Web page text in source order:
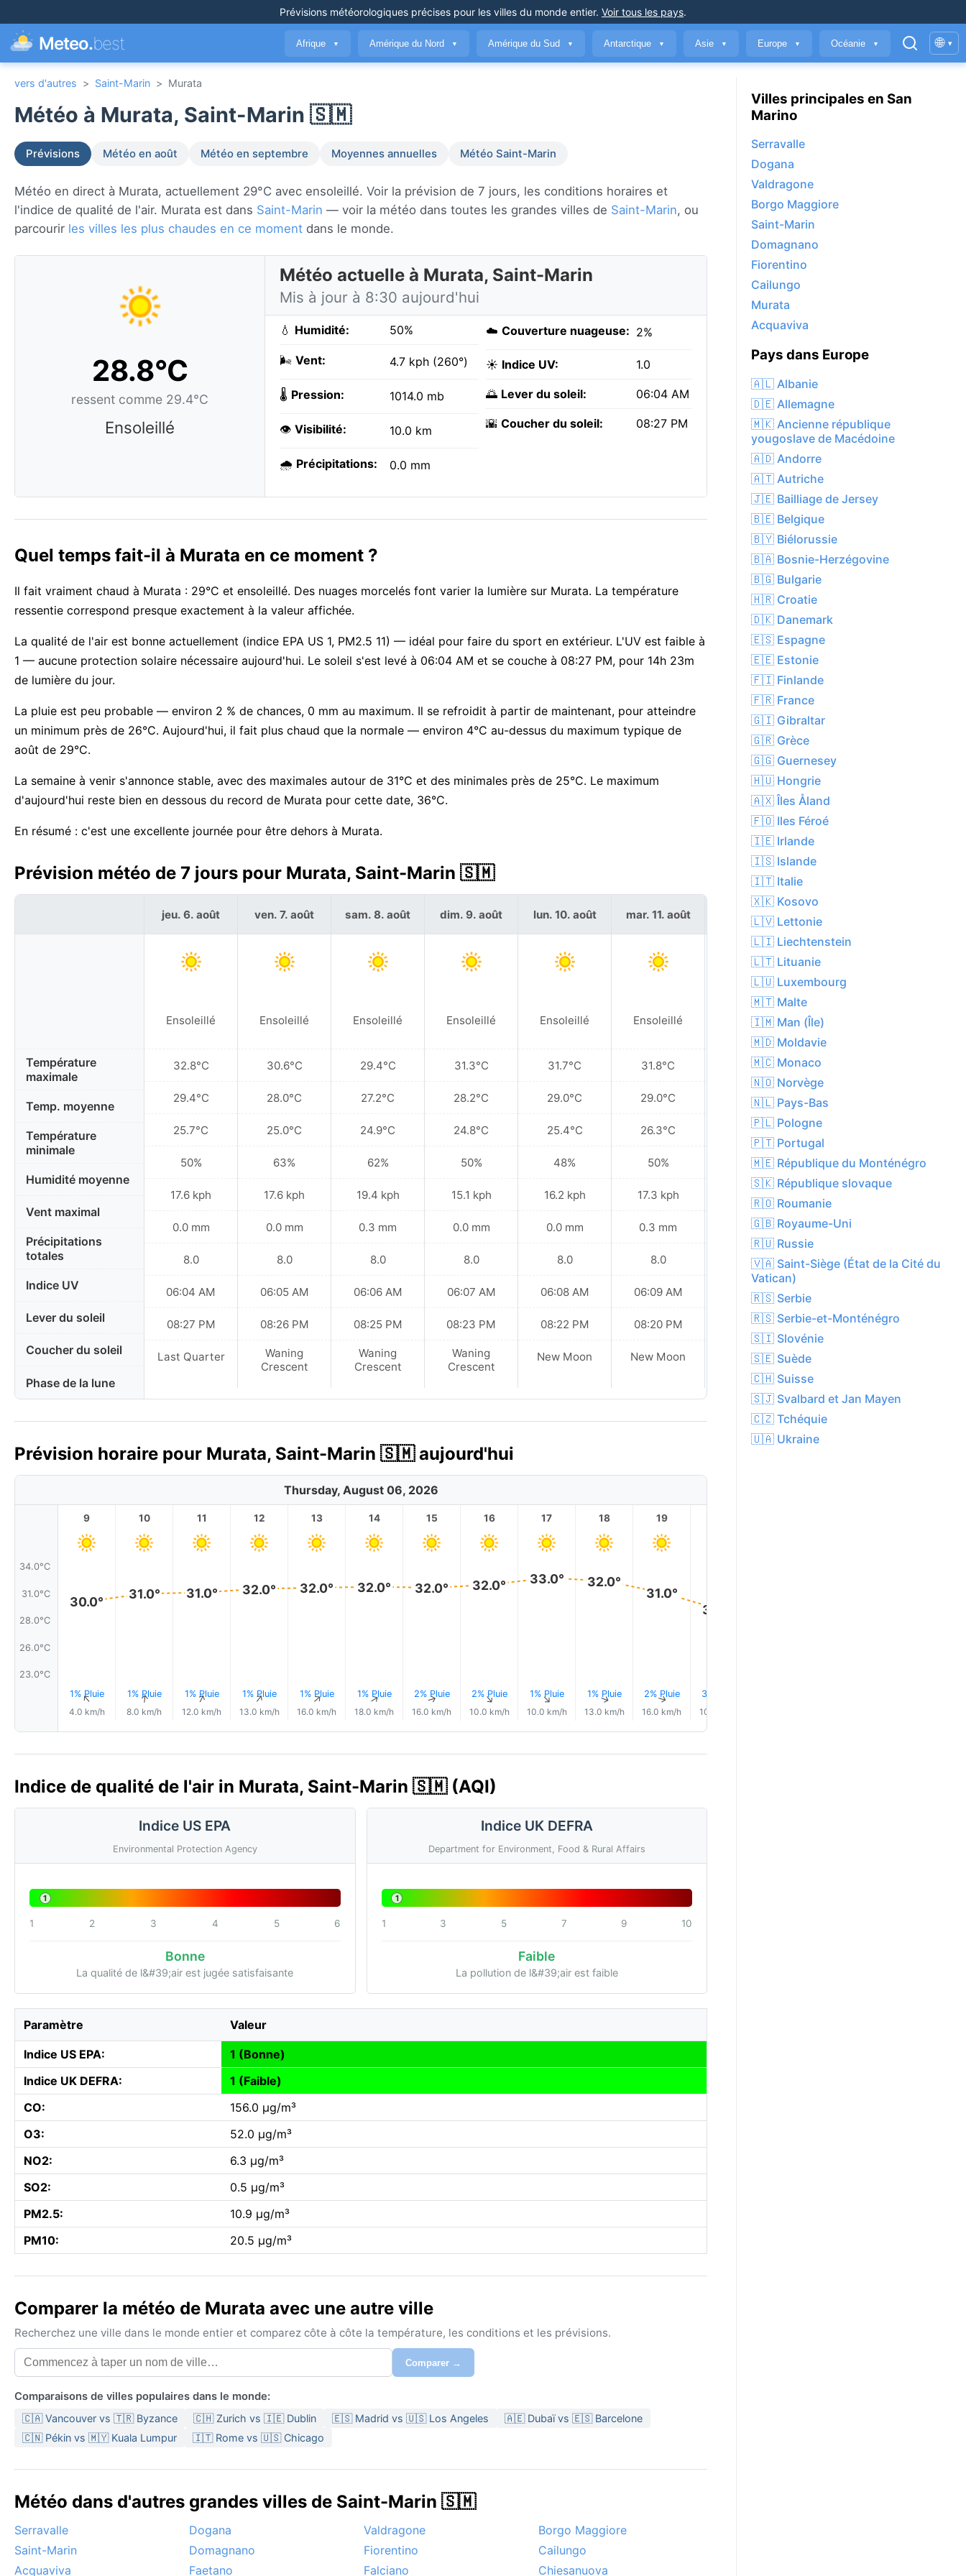
Prévisions météorologiques précises pour les villes du monde entier. Voir tous les pays.
Meteo.best Afrique ▼ Amérique du Nord ▼ Amérique du Sud ▼ Antarctique ▼ Asie ▼ Europe ▼ Océanie ▼ 🌐 ▾
vers d'autres > Saint-Marin > Murata
Météo à Murata, Saint-Marin 🇸🇲
Prévisions Météo en août Météo en septembre Moyennes annuelles Météo Saint-Marin
Météo en direct à Murata, actuellement 29°C avec ensoleillé. Voir la prévision de 7 jours, les conditions horaires et
l'indice de qualité de l'air. Murata est dans Saint-Marin — voir la météo dans toutes les grandes villes de Saint-Marin, ou
parcourir les villes les plus chaudes en ce moment dans le monde.
28.8°C
ressent comme 29.4°C
Ensoleillé
Météo actuelle à Murata, Saint-Marin
Mis à jour à 8:30 aujourd'hui
💧 Humidité: 50%
🌬️ Vent: 4.7 kph (260°)
🌡️ Pression: 1014.0 mb
👁️ Visibilité: 10.0 km
🌧️ Précipitations: 0.0 mm
☁️ Couverture nuageuse: 2%
☀️ Indice UV: 1.0
🌅 Lever du soleil: 06:04 AM
🌇 Coucher du soleil: 08:27 PM
Quel temps fait-il à Murata en ce moment ?
Il fait vraiment chaud à Murata : 29°C et ensoleillé. Des nuages morcelés font varier la lumière sur Murata. La température
ressentie correspond presque exactement à la valeur affichée.
La qualité de l'air est bonne actuellement (indice EPA US 1, PM2.5 11) — idéal pour faire du sport en extérieur. L'UV est faible à
1 — aucune protection solaire nécessaire aujourd'hui. Le soleil s'est levé à 06:04 AM et se couche à 08:27 PM, pour 14h 23m
de lumière du jour.
La pluie est peu probable — environ 2 % de chances, 0 mm au maximum. Il se refroidit à partir de maintenant, pour atteindre
un minimum près de 26°C. Aujourd'hui, il fait plus chaud que la normale — environ 4°C au-dessus du maximum typique de
août de 29°C.
La semaine à venir s'annonce stable, avec des maximales autour de 31°C et des minimales près de 25°C. Le maximum
d'aujourd'hui reste bien en dessous du record de Murata pour cette date, 36°C.
En résumé : c'est une excellente journée pour être dehors à Murata.
Prévision météo de 7 jours pour Murata, Saint-Marin 🇸🇲
Température
maximale
Temp. moyenne
Température
minimale
Humidité moyenne
Vent maximal
Précipitations
totales
Indice UV
Lever du soleil
Coucher du soleil
Phase de la lune
jeu. 6. août
Ensoleillé
32.8°C
29.4°C
25.7°C
50%
17.6 kph
0.0 mm
8.0
06:04 AM
08:27 PM
Last Quarter
ven. 7. août
Ensoleillé
30.6°C
28.0°C
25.0°C
63%
17.6 kph
0.0 mm
8.0
06:05 AM
08:26 PM
Waning
Crescent
sam. 8. août
Ensoleillé
29.4°C
27.2°C
24.9°C
62%
19.4 kph
0.3 mm
8.0
06:06 AM
08:25 PM
Waning
Crescent
dim. 9. août
Ensoleillé
31.3°C
28.2°C
24.8°C
50%
15.1 kph
0.0 mm
8.0
06:07 AM
08:23 PM
Waning
Crescent
lun. 10. août
Ensoleillé
31.7°C
29.0°C
25.4°C
48%
16.2 kph
0.0 mm
8.0
06:08 AM
08:22 PM
New Moon
mar. 11. août
Ensoleillé
31.8°C
29.0°C
26.3°C
50%
17.3 kph
0.3 mm
8.0
06:09 AM
08:20 PM
New Moon
mer. 12. août
Ensoleillé
30.7°C
28.4°C
25.1°C
51%
16.2 kph
0.0 mm
8.0
06:10 AM
08:19 PM
New Moon
Prévision horaire pour Murata, Saint-Marin 🇸🇲 aujourd'hui
Thursday, August 06, 2026
34.0°C
31.0°C
28.0°C
26.0°C
23.0°C
9
30.0°
1% Pluie
↑
4.0 km/h
10
31.0°
1% Pluie
↑
8.0 km/h
11
31.0°
1% Pluie
↑
12.0 km/h
12
32.0°
1% Pluie
↑
13.0 km/h
13
32.0°
1% Pluie
↑
16.0 km/h
14
32.0°
1% Pluie
↑
18.0 km/h
15
32.0°
2% Pluie
↑
16.0 km/h
16
32.0°
2% Pluie
↑
10.0 km/h
17
33.0°
1% Pluie
↑
10.0 km/h
18
32.0°
1% Pluie
↑
13.0 km/h
19
31.0°
2% Pluie
↑
16.0 km/h
30.0°
3% Pluie
10.0 km/h
Indice de qualité de l'air in Murata, Saint-Marin 🇸🇲 (AQI)
Indice US EPA
Environmental Protection Agency
1
1 2 3 4 5 6
Bonne
La qualité de l&#39;air est jugée satisfaisante
Indice UK DEFRA
Department for Environment, Food & Rural Affairs
1
1 3 5 7 9 10
Faible
La pollution de l&#39;air est faible
Paramètre Valeur
Indice US EPA:
1 (Bonne)
Indice UK DEFRA:
1 (Faible)
CO:
156.0 µg/m³
O3:
52.0 µg/m³
NO2:
6.3 µg/m³
SO2:
0.5 µg/m³
PM2.5:
10.9 µg/m³
PM10:
20.5 µg/m³
Comparer la météo de Murata avec une autre ville
Recherchez une ville dans le monde entier et comparez côte à côte la température, les conditions et les prévisions.
Comparer →
Comparaisons de villes populaires dans le monde:
🇨🇦 Vancouver vs 🇹🇷 Byzance 🇨🇭 Zurich vs 🇮🇪 Dublin 🇪🇸 Madrid vs 🇺🇸 Los Angeles
🇦🇪 Dubaï vs 🇪🇸 Barcelone
🇨🇳 Pékin vs 🇲🇾 Kuala Lumpur
🇮🇹 Rome vs 🇺🇸 Chicago
Météo dans d'autres grandes villes de Saint-Marin 🇸🇲
Serravalle Dogana Valdragone
Borgo Maggiore
Saint-Marin
Domagnano Fiorentino
Cailungo
Acquaviva
Faetano Falciano Chiesanuova
Villes principales en San
Marino
Serravalle
Dogana
Valdragone
Borgo Maggiore
Saint-Marin
Domagnano
Fiorentino
Cailungo
Murata
Acquaviva
Pays dans Europe
🇦🇱 Albanie
🇩🇪 Allemagne
🇲🇰 Ancienne république
yougoslave de Macédoine
🇦🇩 Andorre
🇦🇹 Autriche
🇯🇪 Bailliage de Jersey
🇧🇪 Belgique
🇧🇾 Biélorussie
🇧🇦 Bosnie-Herzégovine
🇧🇬 Bulgarie
🇭🇷 Croatie
🇩🇰 Danemark
🇪🇸 Espagne
🇪🇪 Estonie
🇫🇮 Finlande
🇫🇷 France
🇬🇮 Gibraltar
🇬🇷 Grèce
🇬🇬 Guernesey
🇭🇺 Hongrie
🇦🇽 Îles Åland
🇫🇴 Iles Féroé
🇮🇪 Irlande
🇮🇸 Islande
🇮🇹 Italie
🇽🇰 Kosovo
🇱🇻 Lettonie
🇱🇮 Liechtenstein
🇱🇹 Lituanie
🇱🇺 Luxembourg
🇲🇹 Malte
🇮🇲 Man (Île)
🇲🇩 Moldavie
🇲🇨 Monaco
🇳🇴 Norvège
🇳🇱 Pays-Bas
🇵🇱 Pologne
🇵🇹 Portugal
🇲🇪 République du Monténégro
🇸🇰 République slovaque
🇷🇴 Roumanie
🇬🇧 Royaume-Uni
🇷🇺 Russie
🇻🇦 Saint-Siège (État de la Cité du
Vatican)
🇷🇸 Serbie
🇷🇸 Serbie-et-Monténégro
🇸🇮 Slovénie
🇸🇪 Suède
🇨🇭 Suisse
🇸🇯 Svalbard et Jan Mayen
🇨🇿 Tchéquie
🇺🇦 Ukraine